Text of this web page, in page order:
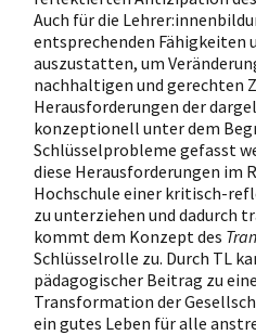
Auch für die
entsprechenden Fähigkeiten
auszustatten, um
nachhaltigen und gerechten
Herausforderungen der
konzeptionell unter dem
Schlüsselprobleme gefasst
diese Herausforderungen im
Hochschule einer kritisch-
zu unterziehen und dadurch
kommt dem Konzept des
Schlüsselrolle zu. Durch TL
pädagogischer Beitrag zu
Transformation der
ein gutes Leben für alle